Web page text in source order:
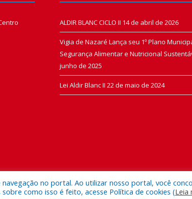
ALDIR BLANC CICLO II 14 de abril de 2026
Vigia de Nazaré Lança seu 1º Plano
Segurança Alimentar e Nutricional
junho de 2025
Lei Aldir Blanc II 22 de maio de 2024
no portal. Ao utilizar nosso portal, você
como isso é feito, acesse Política de cookies (Leia